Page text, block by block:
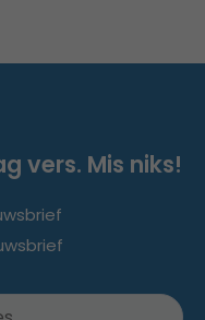
vers. Mis niks!